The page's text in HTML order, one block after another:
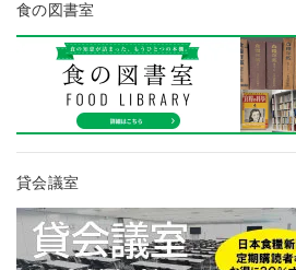
食の図書室
貸会議室